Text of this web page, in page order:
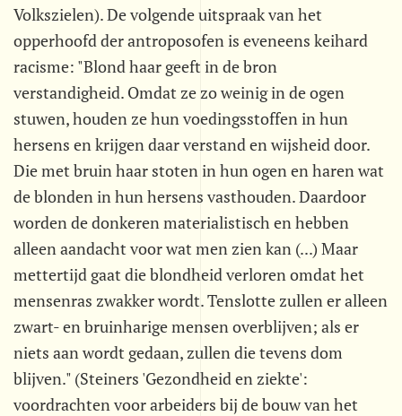
Volkszielen). De volgende uitspraak van het
opperhoofd der antroposofen is eveneens keihard
racisme: "Blond haar geeft in de bron
verstandigheid. Omdat ze zo weinig in de ogen
stuwen, houden ze hun voedingsstoffen in hun
hersens en krijgen daar verstand en wijsheid door.
Die met bruin haar stoten in hun ogen en haren wat
de blonden in hun hersens vasthouden. Daardoor
worden de donkeren materialistisch en hebben
alleen aandacht voor wat men zien kan (...) Maar
mettertijd gaat die blondheid verloren omdat het
mensenras zwakker wordt. Tenslotte zullen er alleen
zwart- en bruinharige mensen overblijven; als er
niets aan wordt gedaan, zullen die tevens dom
blijven." (Steiners 'Gezondheid en ziekte':
voordrachten voor arbeiders bij de bouw van het